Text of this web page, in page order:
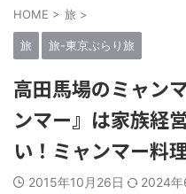
HOME > 旅 >
旅 旅-東京ぶらり旅
高田馬場のミャン
ンマー』は家族経
い！ミャンマー料
2015年10月26日 2024年